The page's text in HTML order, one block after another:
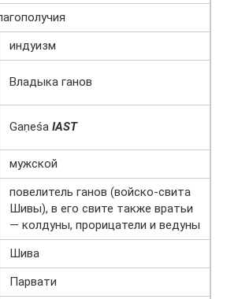
индуизм
Владыка ганов
Gaṇeśa IAST
мужской
повелитель ганов (войско-свита
Шивы), в его свите также вратьи
— колдуны, прорицатели и ведуны
Шива
Парвати